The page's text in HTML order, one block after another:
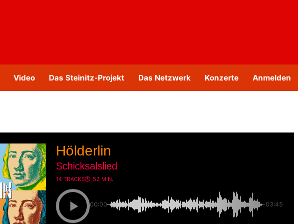
Video Das Steinitz-Projekt Das Netzwerk Konzerte Anmelden
Hölderlin
Schicksalslied
14 TRACKS 52 MIN.
00:00 -03:45